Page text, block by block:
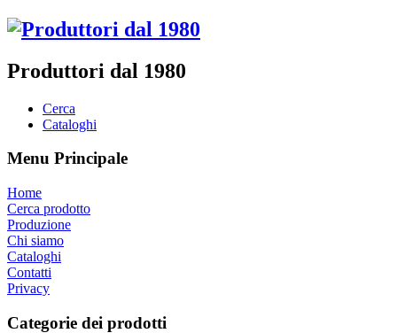
Produttori dal 1980
Cerca
Cataloghi
Menu Principale
Home
Cerca prodotto
Produzione
Chi siamo
Cataloghi
Contatti
Privacy
Categorie dei prodotti